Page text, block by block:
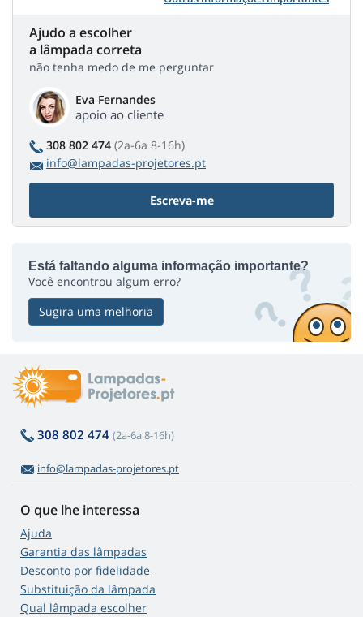
Ajudo a escolher
a lâmpada correta
não tenha medo de me perguntar
Eva Fernandes
apoio ao cliente
308 802 474 (2a-6a 8-16h)
info@lampadas-projetores.pt
Escreva-me
Está faltando alguma informação importante?
Você encontrou algum erro?
Sugira uma melhoria
308 802 474 (2a-6a 8-16h)
info@lampadas-projetores.pt
O que lhe interessa
Ajuda
Garantia das lâmpadas
Desconto por fidelidade
Substituição da lâmpada
Qual lâmpada escolher